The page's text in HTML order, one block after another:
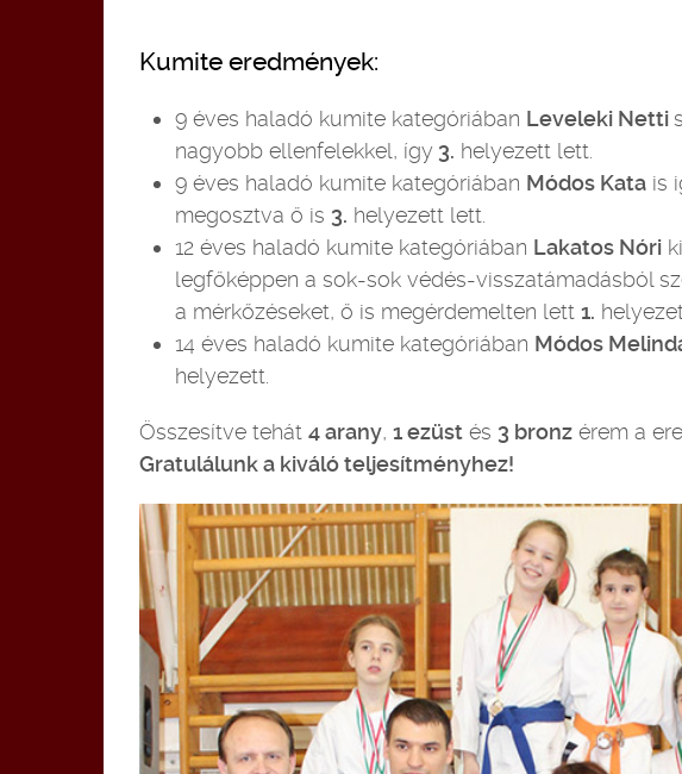
Kumite eredmények:
9 éves haladó kumite kategóriában Leveleki Netti
nagyobb ellenfelekkel, így 3. helyezett lett.
9 éves haladó kumite kategóriában Módos Kata is
megosztva ő is 3. helyezett lett.
12 éves haladó kumite kategóriában Lakatos Nóri
legfőképpen a sok-sok védés-visszatámadásból
a mérkőzéseket, ő is megérdemelten lett 1.
14 éves haladó kumite kategóriában Módos
helyezett.
Összesítve tehát 4 arany, 1 ezüst és 3 bronz érem a
Gratulálunk a kiváló teljesítményhez!